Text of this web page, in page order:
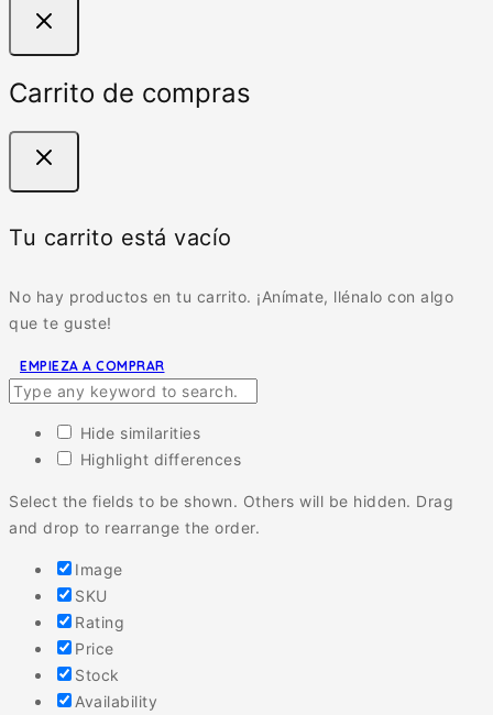
Carrito de compras
Tu carrito está vacío
No hay productos en tu carrito. ¡Anímate, llénalo con algo
que te guste!
EMPIEZA A COMPRAR
Hide similarities
Highlight differences
Select the fields to be shown. Others will be hidden. Drag
and drop to rearrange the order.
Image
SKU
Rating
Price
Stock
Availability